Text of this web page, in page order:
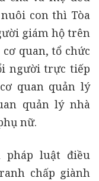
con thì Tòa
giám hộ trên
quan, tổ chức
người trực tiếp
quan quản lý
quản lý nhà
nữ.
pháp luật điều
chấp giành